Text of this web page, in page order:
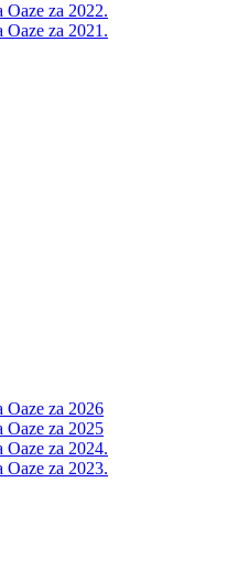
Oaze za 2022.
Oaze za 2021.
Oaze za 2026
Oaze za 2025
Oaze za 2024.
Oaze za 2023.